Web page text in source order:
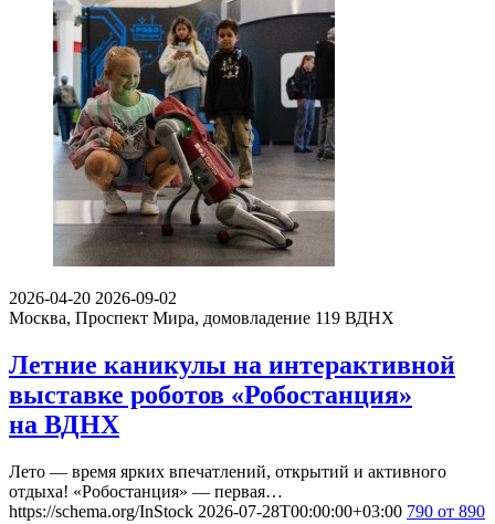
2026-04-20 2026-09-02
Москва, Проспект Мира, домовладение 119 ВДНХ
Летние каникулы на интерактивной
выставке роботов «Робостанция»
на ВДНХ
Лето — время ярких впечатлений, открытий и активного
отдыха! «Робостанция» — первая…
https://schema.org/InStock 2026-07-28T00:00:00+03:00 790 от 890